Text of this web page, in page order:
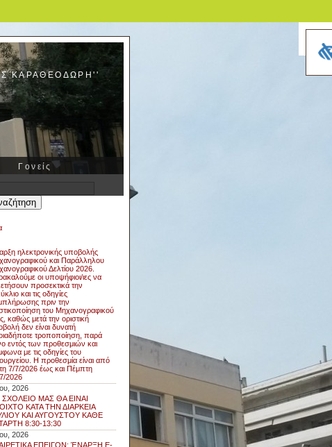
ΚΑΡΑΘΕΟΔΩΡΗ''
Γονείς
ηλεκτρονικής υποβολής
και Παράλληλου
Δελτίου 2026.
οι υποψήφιοι/ιες να
προσεκτικά την
και τις οδηγίες
πριν την
του Μηχανογραφικού
καθώς μετά την οριστική
δεν είναι δυνατή
τροποποίηση, παρά
εντός των προθεσμιών και
με τις οδηγίες του
Η προθεσμία είναι από
7/7/2026 έως και Πέμπτη
2026
2026
ΜΑΣ ΘΑ ΕΙΝΑΙ
ΚΑΤΑ ΤΗΝ ΔΙΑΡΚΕΙΑ
ΚΑΙ ΑΥΓΟΥΣΤΟΥ ΚΑΘΕ
8:30-13:30
2026
ΕΠΕΙΓΟΝ: ΈΝΑΡΞΗ E-